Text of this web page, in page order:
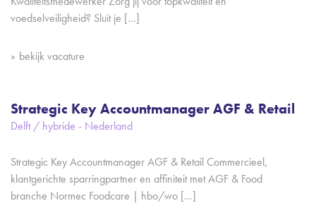
voedselveiligheid? Sluit je […]
bekijk vacature
Strategic Key Accountmanager AGF & Retail
Delft / hybride - Nederland
Strategic Key Accountmanager AGF & Retail Commercieel,
klantgerichte sparringpartner en affiniteit met AGF & Food
branche Normec Foodcare | hbo/wo […]